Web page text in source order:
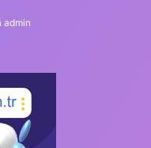
admin